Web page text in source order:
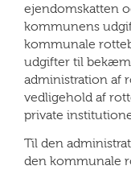
ejendomskatten
kommunens
kommunale
udgifter til
administration af
vedligehold af
private
Til den
den kommunale